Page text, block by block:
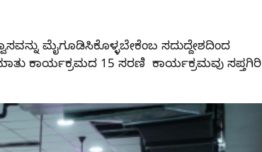
ಮೈಗೂಡಿಸಿಕೊಳ್ಳಬೇಕೆಂಬ ಸದುದ್ದೇಶದಿಂದ
ಕಾರ್ಯಕ್ರಮದ 15 ಸರಣಿ ಕಾರ್ಯಕ್ರಮವು ಸಪ್ತಗಿರಿ